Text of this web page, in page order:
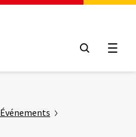
Événements